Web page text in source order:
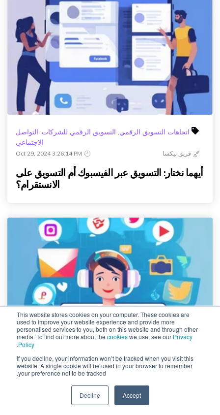
This website stores cookies on your computer. These cookies are
used to improve your website experience and provide more
personalised services to you, both on this website and through other
media. To find out more about the cookieswe use, see our Privacy
Policy
.
If you decline, your information won’t be tracked when you visit this
website. A single cookie will be used in your browser to remember
your preference not to be tracked.
Accept
Decline
+971 52 869 2447
اتجاهات التسويق الرقمي, التسويق الرقمي للشركات, التواصل
الاجتماعي
فريق نيكسا Oct 29, 2024 3:26:14 PM
أيهما نختار: التسويق عبر الفيسبوك أم التسويق على
الانستقرام؟
التسويق الرقمي, التسويق الرقمي للشركات,التواصل